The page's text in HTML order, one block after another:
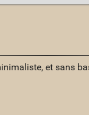
et sans